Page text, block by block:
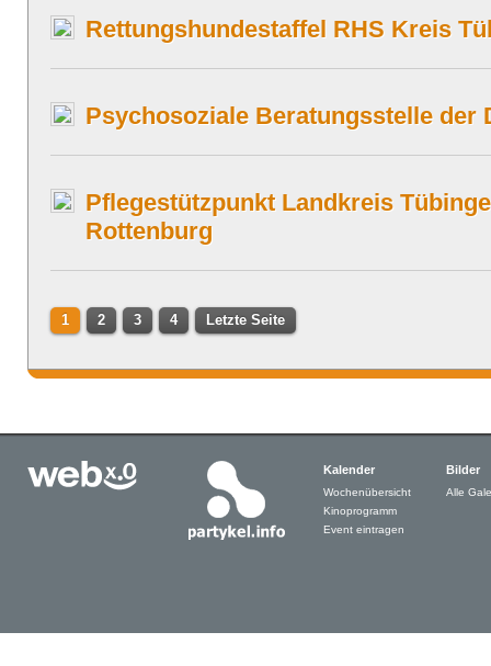
Rettungshundestaffel RHS Kreis
Psychosoziale Beratungsstelle der
Pflegestützpunkt Landkreis
Rottenburg
1 2 3 4 Letzte Seite
Kalender
Wochenübersicht
Kinoprogramm
Event eintragen
Bilder
Alle